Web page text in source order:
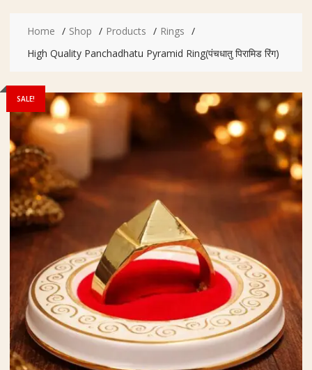
Home Shop Products
Rings
High Quality Panchadhatu Pyramid Ring(पंचधातु पिरामिड रिंग)
SALE!